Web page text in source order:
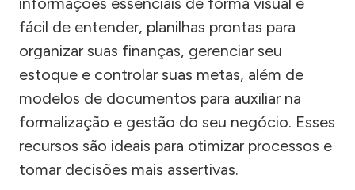
fácil de entender, planilhas prontas para
organizar suas finanças, gerenciar seu
estoque e controlar suas metas, além de
modelos de documentos para auxiliar na
formalização e gestão do seu negócio. Esses
recursos são ideais para otimizar processos e
tomar decisões mais assertivas.